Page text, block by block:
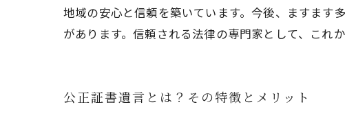
地域の安心と信頼を築いています。今後、ますます
があります。信頼される法律の専門家として、これ
公正証書遺言とは？その特徴とメリット